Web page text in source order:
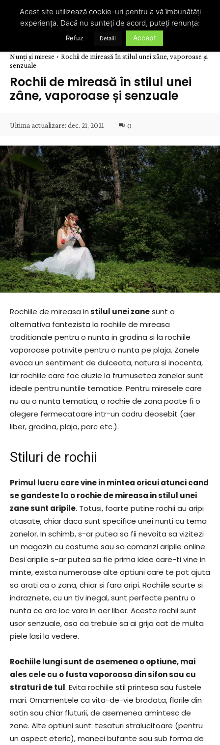
Nunți și mirese
Rochii de mireasă în stilul unei zâne, vaporoase și
senzuale
Rochii de mireasă în stilul unei
zâne, vaporoase și senzuale
Ultima actualizare: dec. 21, 2021 0
Rochiile de mireasa instilul unei zanesunt o
alternativa fantezista la rochiile de mireasa
traditionale pentru o nunta in gradina si la rochiile
vaporoase potrivite pentru o nunta pe plaja. Zanele
evoca un sentiment de dulceata, natura si inocenta,
iar rochiile care fac aluzie la frumusetea zanelor sunt
ideale pentru nuntile tematice. Pentru miresele care
nu au o nunta tematica, o rochie de zana poate fi o
alegere fermecatoare intr-un cadru deosebit (aer
liber, gradina, plaja, parc etc.).
Stiluri de rochii
Primul lucru care vine in mintea oricui atunci cand
se gandeste la o rochie de mireasa in stilul unei
zane sunt aripile. Totusi, foarte putine rochii au aripi
atasate, chiar daca sunt specifice unei nunti cu tema
zanelor. In schimb, s-ar putea sa fii nevoita sa vizitezi
un magazin cu costume sau sa comanzi aripile online.
Desi aripile s-ar putea sa fie prima idee care-ti vine in
minte, exista numeroase alte optiuni care te pot ajuta
sa arati ca o zana, chiar si fara aripi. Rochiile scurte si
indraznete, cu un tiv inegal, sunt perfecte pentru o
nunta ce are loc vara in aer liber. Aceste rochii sunt
usor senzuale, asa ca trebuie sa ai grija cat de multa
piele lasi la vedere.
Rochiile lungi sunt de asemenea o optiune, mai
ales cele cu o fusta vaporoasa din sifon sau cu
straturi de tul. Evita rochiile stil printesa sau fustele
mari. Ornamentele ca vita-de-vie brodata, florile din
satin sau chiar fluturii, de asemenea amintesc de
zane. Alte optiuni sunt: tesaturi stralucitoare (pentru
un aspect eteric), maneci bufante sau sub forma de
Acest site utilizează cookie-uri pentru a vă îmbunătăți
experiența. Dacă nu sunteți de acord, puteți renunța:
Refuz Detalii Accept